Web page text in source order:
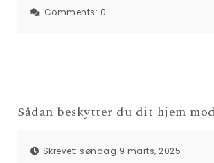
Comments: 0
Sådan beskytter du dit hjem
Skrevet: søndag 9 marts, 2025